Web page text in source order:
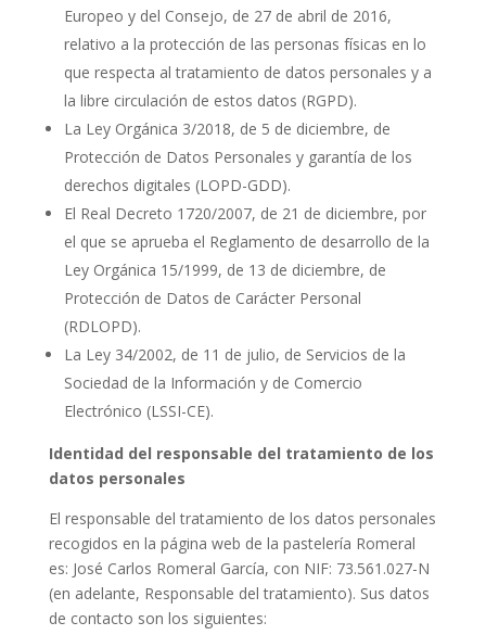
Europeo y del Consejo, de 27 de abril de 2016,
relativo a la protección de las personas físicas en lo
que respecta al tratamiento de datos personales y a
la libre circulación de estos datos (RGPD).
La Ley Orgánica 3/2018, de 5 de diciembre, de
Protección de Datos Personales y garantía de los
derechos digitales (LOPD-GDD).
El Real Decreto 1720/2007, de 21 de diciembre, por
el que se aprueba el Reglamento de desarrollo de la
Ley Orgánica 15/1999, de 13 de diciembre, de
Protección de Datos de Carácter Personal
(RDLOPD).
La Ley 34/2002, de 11 de julio, de Servicios de la
Sociedad de la Información y de Comercio
Electrónico (LSSI-CE).
Identidad del responsable del tratamiento de los
datos personales
El responsable del tratamiento de los datos personales
recogidos en la página web de la pastelería Romeral
es: José Carlos Romeral García, con NIF: 73.561.027-N
(en adelante, Responsable del tratamiento). Sus datos
de contacto son los siguientes: